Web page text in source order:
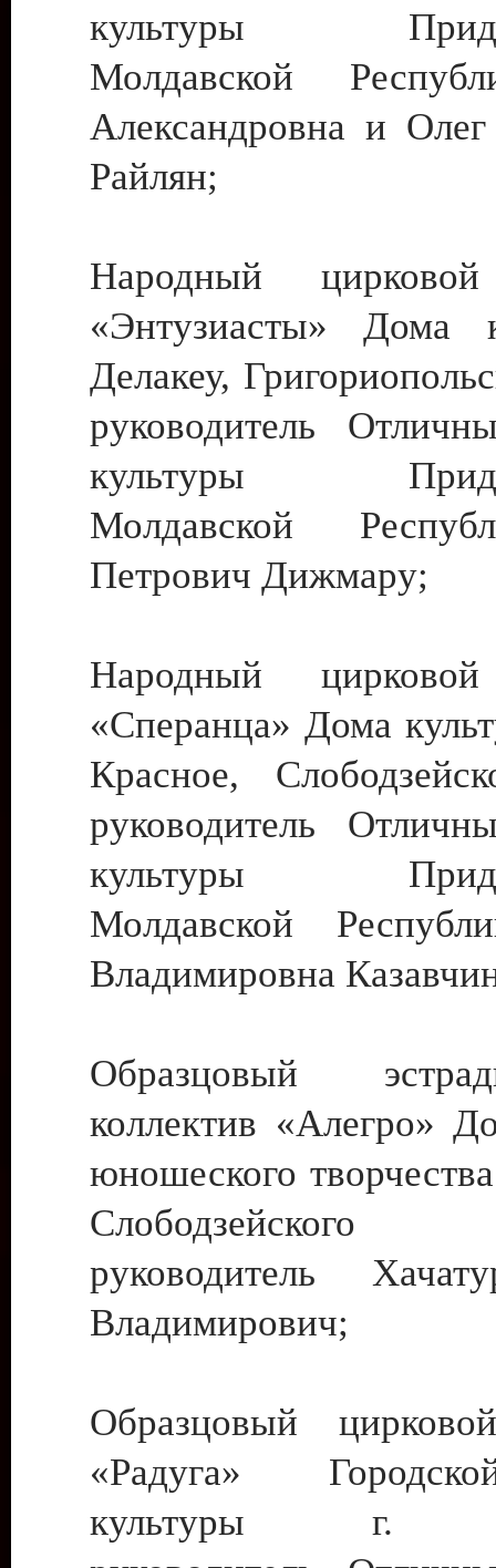
культуры
Молдавской
Александровна и
Райлян;
Народный цирковой
«Энтузиасты» Дома
Делакеу,
руководитель
культуры
Молдавской
Петрович Дижмару;
Народный цирковой
«Сперанца» Дома
Красное,
руководитель
культуры
Молдавской
Владимировна
Образцовый
коллектив «Алегро»
юношеского
руководитель
Владимирович;
Образцовый
«Радуга»
культуры г.